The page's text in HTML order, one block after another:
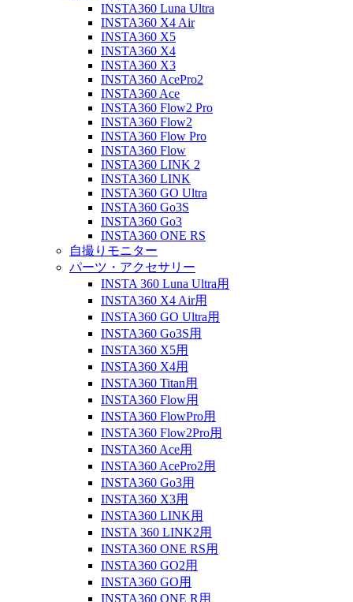
INSTA360 Luna Ultra
INSTA360 X4 Air
INSTA360 X5
INSTA360 X4
INSTA360 X3
INSTA360 AcePro2
INSTA360 Ace
INSTA360 Flow2 Pro
INSTA360 Flow2
INSTA360 Flow Pro
INSTA360 Flow
INSTA360 LINK 2
INSTA360 LINK
INSTA360 GO Ultra
INSTA360 Go3S
INSTA360 Go3
INSTA360 ONE RS
自撮りモニター
パーツ・アクセサリー
INSTA 360 Luna Ultra用
INSTA360 X4 Air用
INSTA360 GO Ultra用
INSTA360 Go3S用
INSTA360 X5用
INSTA360 X4用
INSTA360 Titan用
INSTA360 Flow用
INSTA360 FlowPro用
INSTA360 Flow2Pro用
INSTA360 Ace用
INSTA360 AcePro2用
INSTA360 Go3用
INSTA360 X3用
INSTA360 LINK用
INSTA 360 LINK2用
INSTA360 ONE RS用
INSTA360 GO2用
INSTA360 GO用
INSTA360 ONE R用